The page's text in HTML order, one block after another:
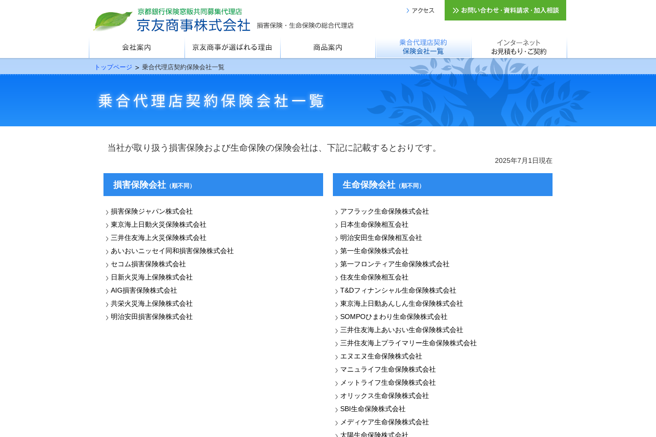
会社案内 京友商事が選ばれる理由 乗合代理店契約保険会社一覧
インターネットお見積もり・ご
契約
トップページ 乗合代理店契約保険会社一覧
当社が取り扱う損害保険および生命保険の保険会社は、下記に記載するとおりです。
2025年7月1日現在
損害保険会社 （順不同）
損害保険ジャパン株式会社
東京海上日動火災保険株式会社
三井住友海上火災保険株式会社
あいおいニッセイ同和損害保険株式会社
セコム損害保険株式会社
日新火災海上保険株式会社
AIG損害保険株式会社
共栄火災海上保険株式会社
明治安田損害保険株式会社
生命保険会社 （順不同）
アフラック生命保険株式会社
日本生命保険相互会社
明治安田生命保険相互会社
第一生命保険株式会社
第一フロンティア生命保険株式会社
住友生命保険相互会社
T&Dフィナンシャル生命保険株式会社
東京海上日動あんしん生命保険株式会社
SOMPOひまわり生命保険株式会社
三井住友海上あいおい生命保険株式会社
三井住友海上プライマリー生命保険株式会社
エヌエヌ生命保険株式会社
マニュライフ生命保険株式会社
メットライフ生命保険株式会社
オリックス生命保険株式会社
SBI生命保険株式会社
メディケア生命保険株式会社
太陽生命保険株式会社